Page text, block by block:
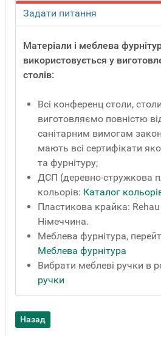
Задати питання
Матеріали і меблева
використовується у
столів:
Всі конференц столи,
виготовляємо повністю
санітарним вимогам
мають всі сертифікати
та фурнітуру;
ДСП (деревно-стружкова
кольорів: Каталог
Пластикова крайка:
Німеччина.
Меблева фурнітура,
Меблева фурнітура
Вибрати меблеві ручки в
ручки